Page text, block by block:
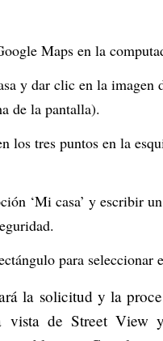
Maps en la
y dar clic en la imagen
de la pantalla).
los tres puntos en la
‘Mi casa’ y escribir
para seleccionar
la solicitud y la
vista de Street View